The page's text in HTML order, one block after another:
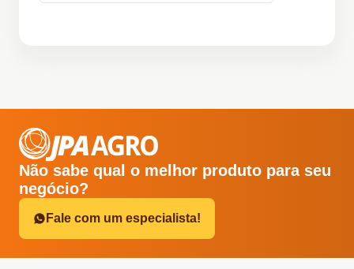
Não sabe qual o melhor produto para seu
negócio?
Fale com um especialista!